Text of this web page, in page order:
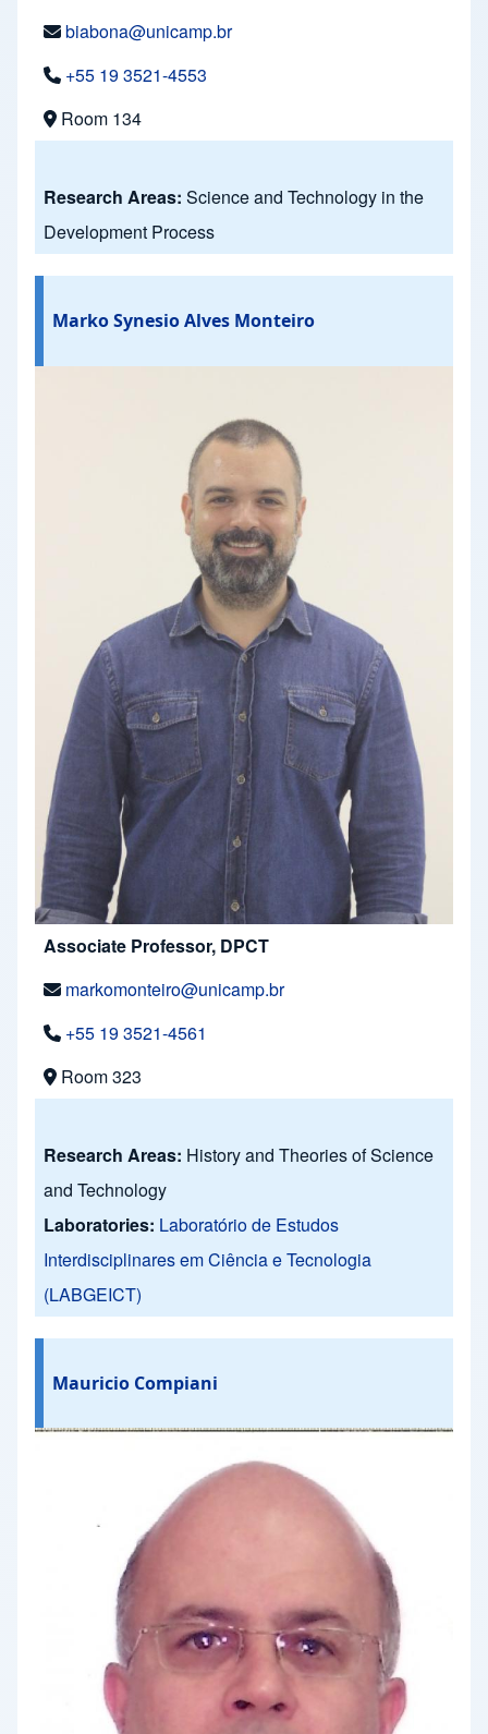
biabona@unicamp.br
+55 19 3521-4553
Room 134
Research Areas: Science and Technology in the
Development Process
Marko Synesio Alves Monteiro
Associate Professor, DPCT
markomonteiro@unicamp.br
+55 19 3521-4561
Room 323
Research Areas: History and Theories of Science
and Technology
Laboratories: Laboratório de Estudos
Interdisciplinares em Ciência e Tecnologia
(LABGEICT)
Mauricio Compiani